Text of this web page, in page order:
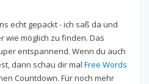
echt gepackt - ich saß da und
wie möglich zu finden. Das
entspannend. Wenn du auch
dann schau dir mal Free Words
Countdown. Für noch mehr